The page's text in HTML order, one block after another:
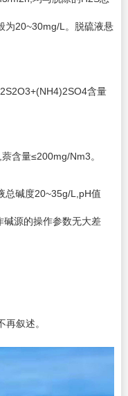
为20~30mg/L。脱硫液悬
含量
量≤200mg/Nm3。
碱度20~35g/L,pH值
源的操作参数无大差
叙述。